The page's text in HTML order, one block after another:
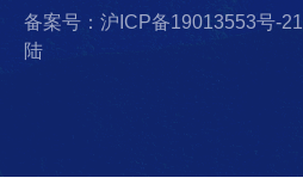
备案号：沪ICP备19013553号-21
陆